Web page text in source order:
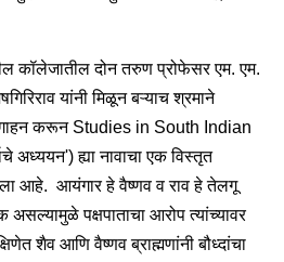
कॉलेजातील दोन तरुण प्रोफेसर एम. एम.
यांनी मिळून बऱ्याच श्रमाने
करून Studies in South Indian
अध्ययन') ह्या नावाचा एक विस्तृत
आहे. आयंगार हे वैष्णव व राव हे तेलगू
पक्षपाताचा आरोप त्यांच्यावर
शैव आणि वैष्णव ब्राह्मणांनी बौध्दांचा